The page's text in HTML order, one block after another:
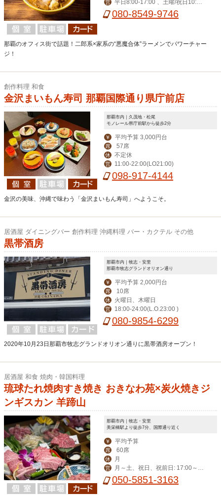
営
平日8:00-17:00 、土曜/祝日10:30-
14:30080-8549-9746
那覇のオフィス街で話題！二郎系×家系の“悪魔合体”ラーメンでパワーチャー
ジ！
創作料理 和食
金沢まいもん寿司 那覇国際通り県庁前店
那覇市内｜久茂地・松尾
モノレール県庁前駅から徒歩2分
￥ 平均予算 3,000円台
席 57席
休 不定休
営 11:00-22:00(LO21:00)
098-917-4144
金沢の美味、沖縄で味わう「金沢まいもん寿司」へようこそ。
居酒屋 ダイニングバー 創作料理 沖縄料理 バー・カクテル その他
黒帯酒房
那覇市内｜牧志・安里
那覇市牧志グランドオリオン通り
￥ 平均予算 2,000円台
席 10席
休 火曜日、木曜日
営 18:00-24:00(L.O.23:00 )
080-9854-6299
2020年10月23日那覇市牧志グランドオリオン通りに黒帯酒房オープン！
居酒屋 和食 焼肉・韓国料理
琉球たれ焼肉すき焼き おきなわ苑×炭火焼きジ
ンギスカン 羊蹄山
那覇市内｜牧志・安里
美栄橋駅より徒歩7分、国際通り近く
￥ 平均予算
席 60席
休 月
営
月～土、祝日、祝前日: 17:00～翌
0:00 （料理L.O. 23:00 ドリンクL.O.2
050-5851-3163